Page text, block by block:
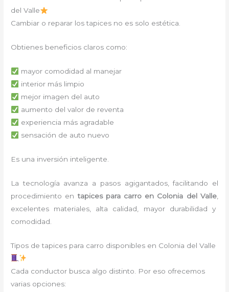
del Valle
Cambiar o reparar los tapices no es solo estética.
Obtienes beneficios claros como:
mayor comodidad al manejar
interior más limpio
mejor imagen del auto
aumento del valor de reventa
experiencia más agradable
sensación de auto nuevo
Es una inversión inteligente.
La tecnología avanza a pasos agigantados, facilitando el
procedimiento entapices para carro en Colonia del Valle,
excelentes materiales, alta calidad, mayor durabilidad y
comodidad.
Tipos de tapices para carro disponibles en Colonia del Valle
Cada conductor busca algo distinto. Por eso ofrecemos
varias opciones: